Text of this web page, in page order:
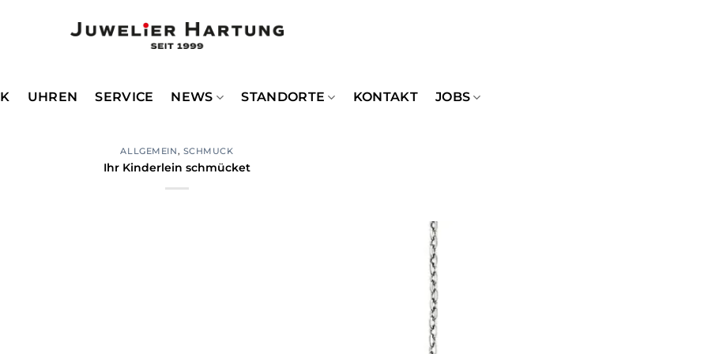
UHREN SERVICE NEWS STANDORTE KONTAKT JOBS
ALLGEMEIN, SCHMUCK
Ihr Kinderlein schmücket